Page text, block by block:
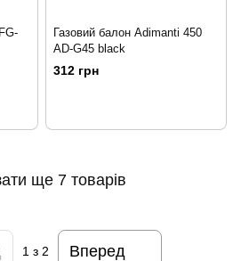
Газовий балон Adimanti 450
AD-G45 black
312 грн
ще 7 товарів
1з 2 Вперед